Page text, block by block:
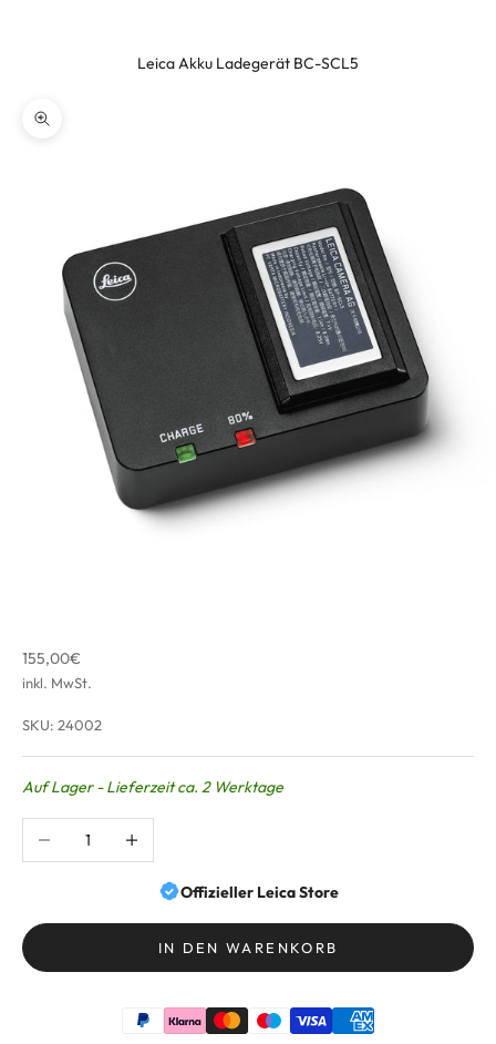
Leica Akku Ladegerät BC-SCL5
Bild vergrößern
Angebot
155,00€
inkl. MwSt.
SKU: 24002
Auf Lager - Lieferzeit ca. 2 Werktage
Anzahl verringernAnzahl erhöhen
Offizieller Leica Store
IN DEN WARENKORB